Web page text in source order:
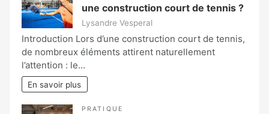
une construction court de tennis ?
Lysandre Vesperal
Introduction Lors d’une construction court de tennis,
de nombreux éléments attirent naturellement
l’attention : le…
En savoir plus
PRATIQUE